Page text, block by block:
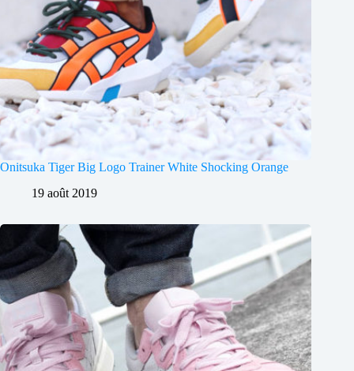
Onitsuka Tiger Big Logo Trainer White Shocking Orange
19 août 2019